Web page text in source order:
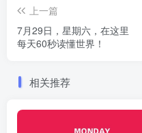
上一篇
7月29日，星期六，在这里
每天60秒读懂世界！
相关推荐